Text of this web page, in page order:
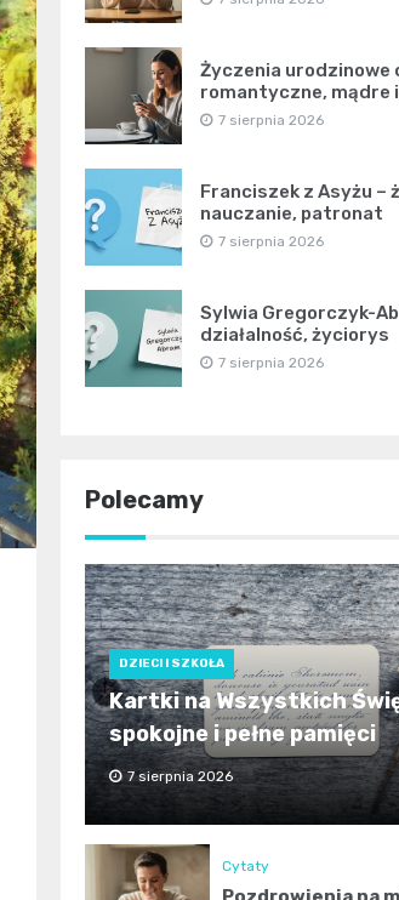
Życzenia urodzinowe
romantyczne, mądre
7 sierpnia 2026
Franciszek z Asyżu –
nauczanie, patronat
7 sierpnia 2026
Sylwia Gregorczyk-
działalność, życiorys
7 sierpnia 2026
Polecamy
DZIECI I SZKOŁA
Kartki na Wszystkich
spokojne i pełne pamięci
7 sierpnia 2026
Cytaty